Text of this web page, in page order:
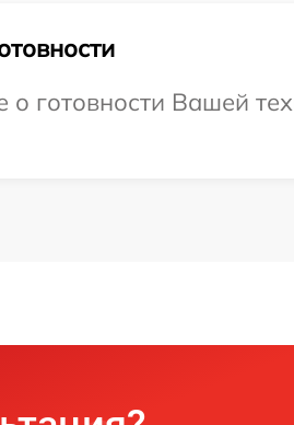
готовности Вашей